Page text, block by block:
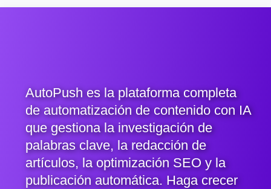
AutoPush es la plataforma completa
de automatización de contenido con IA
que gestiona la investigación de
palabras clave, la redacción de
artículos, la optimización SEO y la
publicación automática. Haga crecer